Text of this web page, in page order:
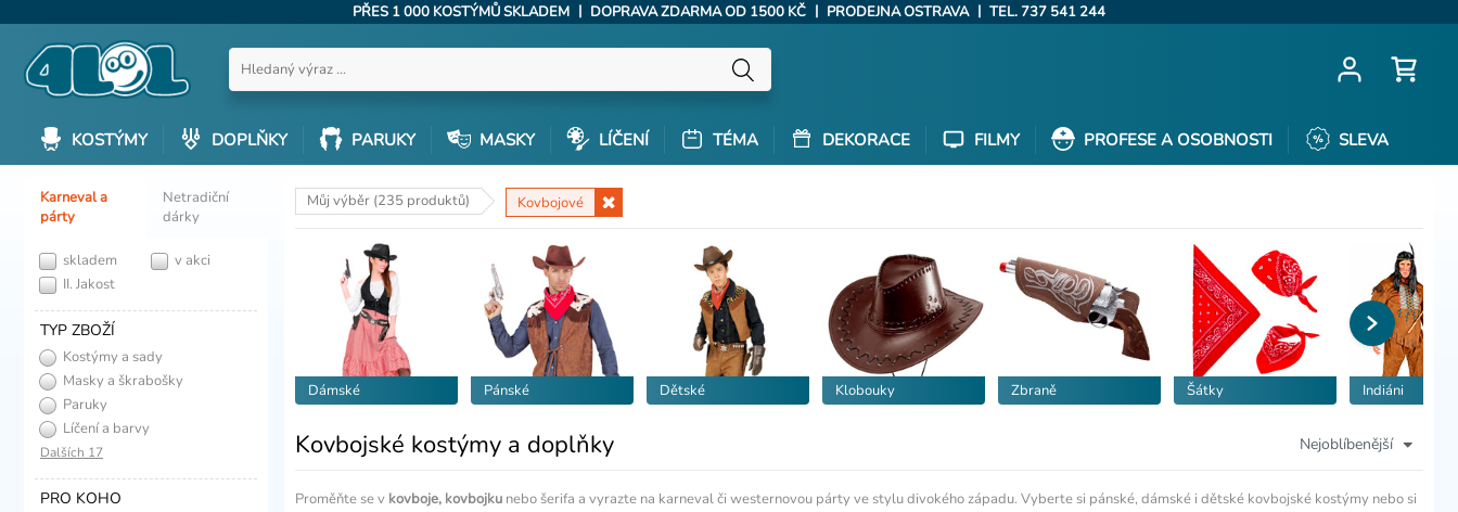
PŘES 1 000 KOSTÝMŮ SKLADEM | DOPRAVA ZDARMA OD 1500 KČ | PRODEJNA OSTRAVA | TEL. 737 541 244
KOSTÝMY DOPLŇKY PARUKY MASKY LÍČENÍ TÉMA DEKORACE FILMY PROFESE A OSOBNOSTI SLEVA
Můj výběr (235 produktů) Kovbojové
Dámské Pánské Dětské Klobouky Zbraně Šátky Indiáni
Nejoblíbenější
Kovbojské kostýmy a doplňky
Proměňte se v kovboje, kovbojku nebo šerifa a vyrazte na karneval či westernovou párty ve stylu divokého západu. Vyberte si pánské, dámské i dětské kovbojské kostýmy nebo si
Karneval a
párty
Netradiční
dárky
skladem
v akci
II. Jakost
TYP ZBOŽÍ
Kostýmy a sady
Masky a škrabošky
Paruky
Líčení a barvy
Dalších 17
PRO KOHO